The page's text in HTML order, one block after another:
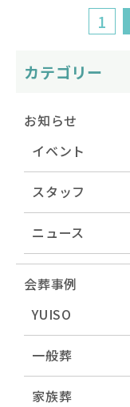
1
カテゴリー
お知らせ
イベント
スタッフ
ニュース
会葬事例
YUISO
一般葬
家族葬